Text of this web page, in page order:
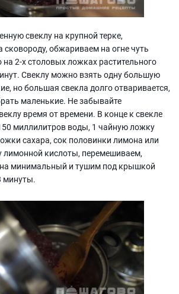
свеклу на крупной терке,
обжариваем на огне чуть
на 2-х столовых ложках растительного
Свеклу можно взять одну большую
но большая свекла долго отваривается,
маленькие. Не забывайте
время от времени. В конце к свекле
миллилитров воды, 1 чайную ложку
сахара, сок половинки лимона или
кислоты, перемешиваем,
минимальный и тушим под крышкой
минуты.